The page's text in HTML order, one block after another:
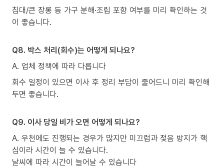
침대/큰 장롱 등 가구 분해·조립 포함 여부를 미리 확인하는 것
이 좋습니다.
Q8. 박스 처리(회수)는 어떻게 되나요?
A. 업체 정책에 따라 다릅니다
회수 일정이 있으면 이사 후 정리 부담이 줄어드니 미리 확인해
두면 좋습니다.
Q9. 이사 당일 비가 오면 어떻게 되나요?
A. 우천에도 진행되는 경우가 많지만 미끄럼과 젖음 방지가 핵
심이라 시간이 늘 수 있습니다.
날씨에 따라 시간이 늘어날 수 있습니다